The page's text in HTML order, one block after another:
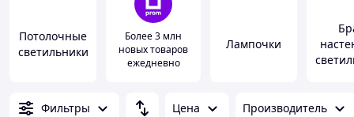
Потолочные
светильники
Более 3 млн
новых товаров
ежедневно
Лампочки
Фильтры Цена Производитель